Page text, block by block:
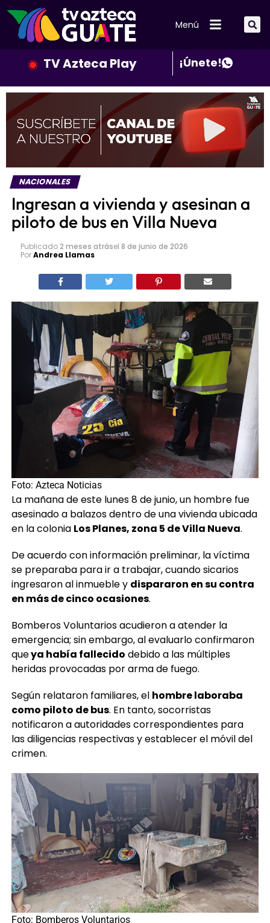
Menú
TV Azteca Play ¡Únete!
NACIONALES
Ingresan a vivienda y asesinan a
piloto de bus en Villa Nueva
Publicado2 meses atrásel 8 de junio de 2026
PorAndrea Llamas
Foto: Azteca Noticias
La mañana de este lunes 8 de junio, un hombre fue
asesinado a balazos dentro de una vivienda ubicada
en la colonia Los Planes, zona 5 de Villa Nueva.
De acuerdo con información preliminar, la víctima
se preparaba para ir a trabajar, cuando sicarios
ingresaron al inmueble y dispararon en su contra
en más de cinco ocasiones.
Bomberos Voluntarios acudieron a atender la
emergencia; sin embargo, al evaluarlo confirmaron
queya había fallecido debido a las múltiples
heridas provocadas por arma de fuego.
Según relataron familiares, el hombre laboraba
como piloto de bus. En tanto, socorristas
notificaron a autoridades correspondientes para
las diligencias respectivas y establecer el móvil del
crimen.
Foto: Bomberos Voluntarios